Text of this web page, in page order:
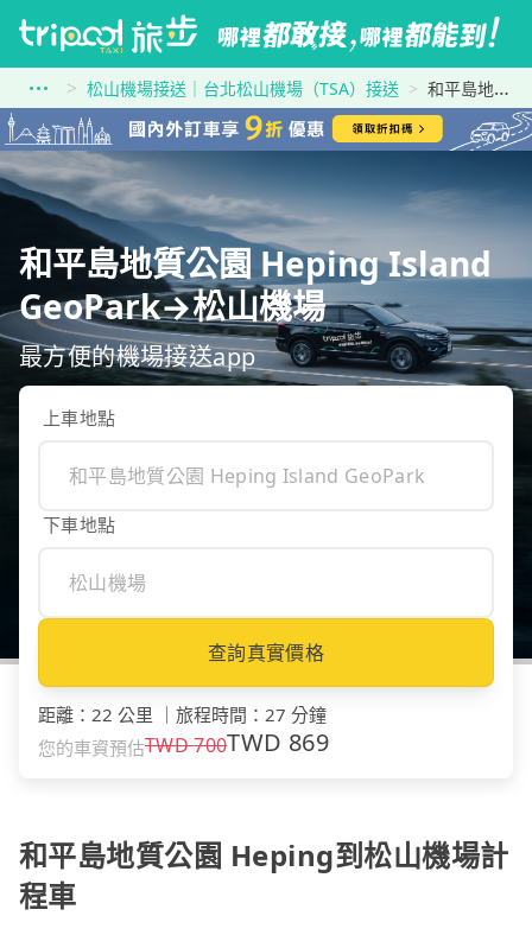
松山機場接送｜台北松山機場（TSA）接送 和平島地質公園 Heping Island GeoPark到松山機場
和平島地質公園 Heping Island
GeoPark→松山機場
最方便的機場接送app
上車地點
下車地點
查詢真實價格
距離 ： 22 公里 旅程時間 ： 27 分鐘
您的車資預估TWD700TWD 869
和平島地質公園 Heping到松山機場計
程車